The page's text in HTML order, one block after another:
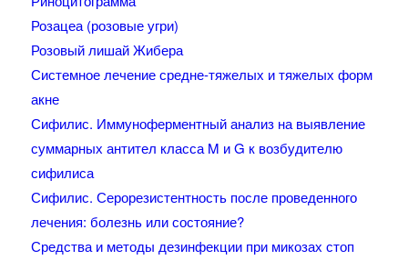
Розацеа (розовые угри)
Розовый лишай Жибера
Системное лечение средне-тяжелых и тяжелых форм
акне
Сифилис. Иммуноферментный анализ на выявление
суммарных антител класса M и G к возбудителю
сифилиса
Сифилис. Серорезистентность после проведенного
лечения: болезнь или состояние?
Средства и методы дезинфекции при микозах стоп